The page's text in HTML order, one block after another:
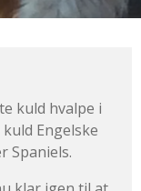
kuld hvalpe i
Engelske
Spaniels.